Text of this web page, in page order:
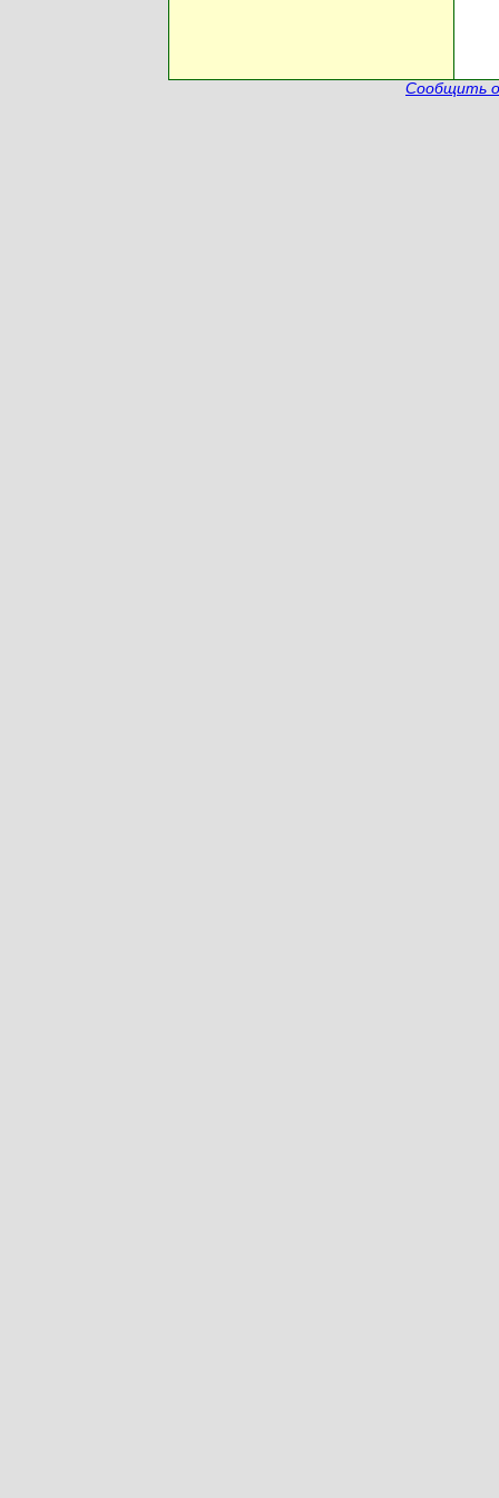
Сообщить о